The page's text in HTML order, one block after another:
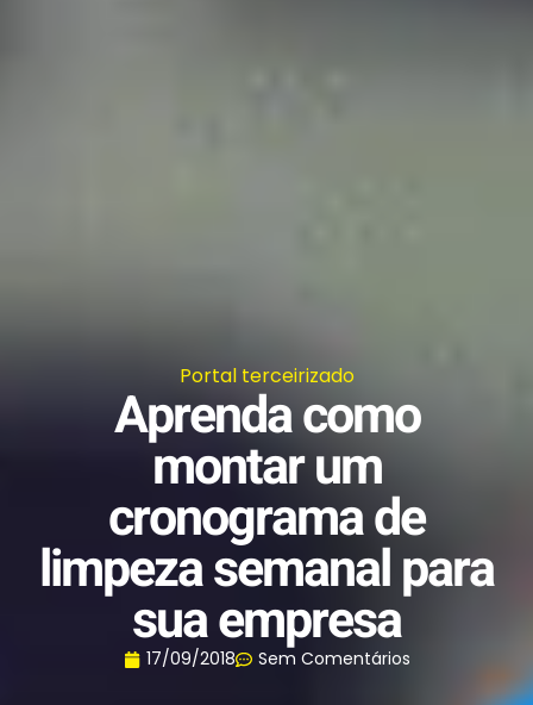
Portal terceirizado
Aprenda como
montar um
cronograma de
limpeza semanal para
sua empresa
17/09/2018 Sem Comentários